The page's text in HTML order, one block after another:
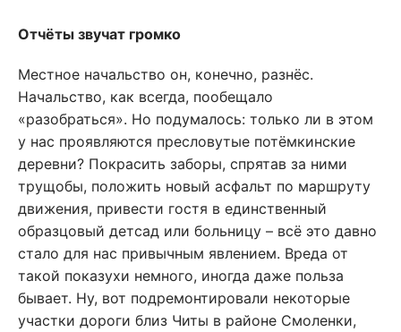
Отчёты звучат громко
Местное начальство он, конечно, разнёс.
Начальство, как всегда, пообещало
«разобраться». Но подумалось: только ли в этом
у нас проявляются пресловутые потёмкинские
деревни? Покрасить заборы, спрятав за ними
трущобы, положить новый асфальт по маршруту
движения, привести гостя в единственный
образцовый детсад или больницу – всё это давно
стало для нас привычным явлением. Вреда от
такой показухи немного, иногда даже польза
бывает. Ну, вот подремонтировали некоторые
участки дороги близ Читы в районе Смоленки,